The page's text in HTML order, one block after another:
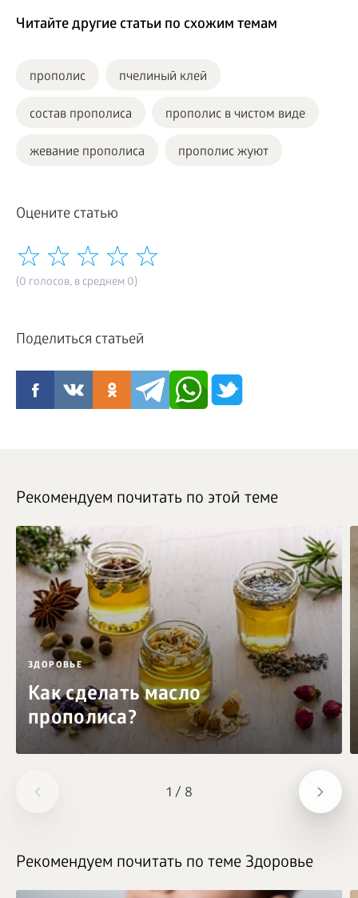
Читайте другие статьи по схожим темам
прополис пчелиный клей
состав прополиса прополис в чистом виде
жевание прополиса прополис жуют
Оцените статью
(0 голосов, в среднем 0)
Поделиться статьей
1 / 8
Рекомендуем почитать по этой теме
ЗДОРОВЬЕ
Как сделать масло
прополиса?
Рекомендуем почитать по теме Здоровье